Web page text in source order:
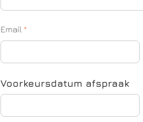
Email *
Voorkeursdatum afspraak